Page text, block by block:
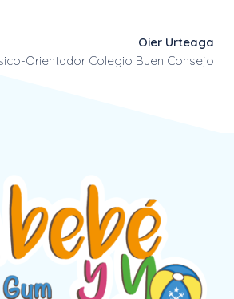
Oier Urteaga
Orientador Colegio Buen Consejo